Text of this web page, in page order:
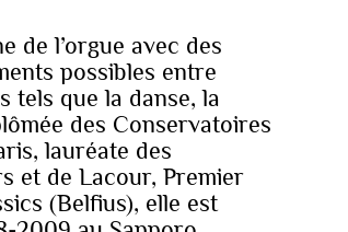
de l’orgue avec des
possibles entre
tels que la danse, la
des Conservatoires
lauréate des
et de Lacour, Premier
(Belfius), elle est